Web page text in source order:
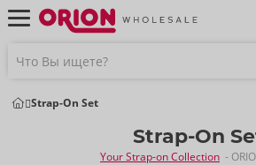
Strap-On Set
Strap-On
Your Strap-on Collection -